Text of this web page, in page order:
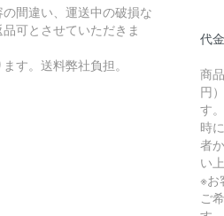
間違い、運送中の破損な
可とさせていただきま
す。送料弊社負担。
代
商
円
す
時
者
い
※お
ご